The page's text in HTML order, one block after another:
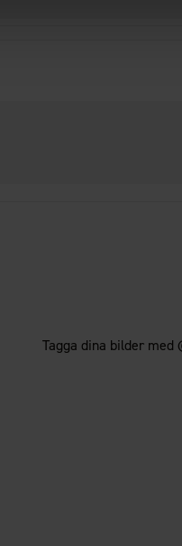
Tagga dina bilder med